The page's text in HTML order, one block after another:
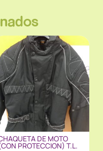
DE MOTO
PROTECCION) T.L.